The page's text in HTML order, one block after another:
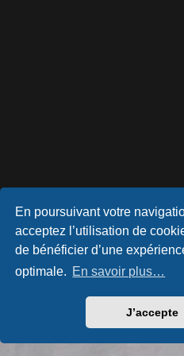
En poursuivant votre
acceptez l’utilisation de
de bénéficier d’une
optimale. En savoir plus…
J’accepte
Développé parphpBB®
Style parArty-
Traduction française
Confidentialité